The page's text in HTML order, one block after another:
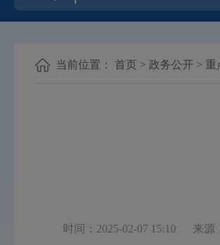
当前位置： 首页 > 政务公开 > 重
时间：2025-02-07 15:10 来源